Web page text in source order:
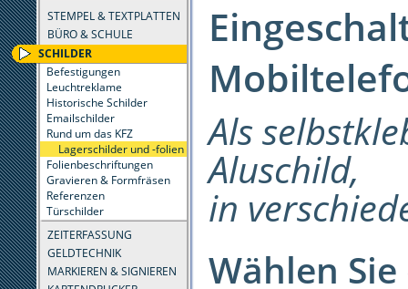
STEMPEL & TEXTPLATTEN
BÜRO & SCHULE
SCHILDER
Befestigungen
Leuchtreklame
Historische Schilder
Emailschilder
Rund um das KFZ
Lagerschilder und -folien
Folienbeschriftungen
Gravieren & Formfräsen
Referenzen
Türschilder
ZEITERFASSUNG
GELDTECHNIK
MARKIEREN & SIGNIEREN
Als
Aluschild,
in
Wählen